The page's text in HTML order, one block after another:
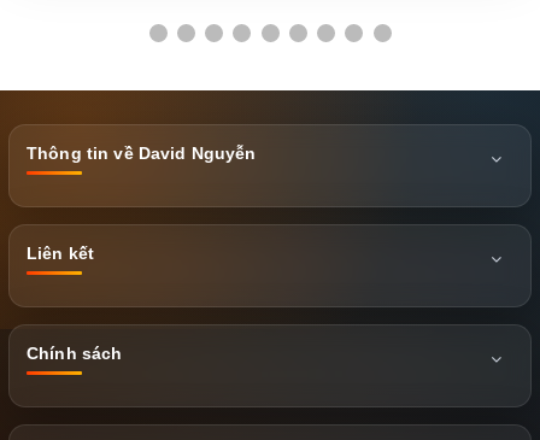
Thông tin về David Nguyễn
Liên kết
Chính sách